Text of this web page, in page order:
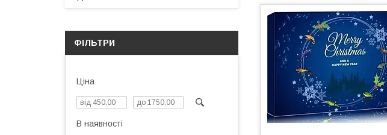
ФІЛЬТРИ
Ціна
В наявності